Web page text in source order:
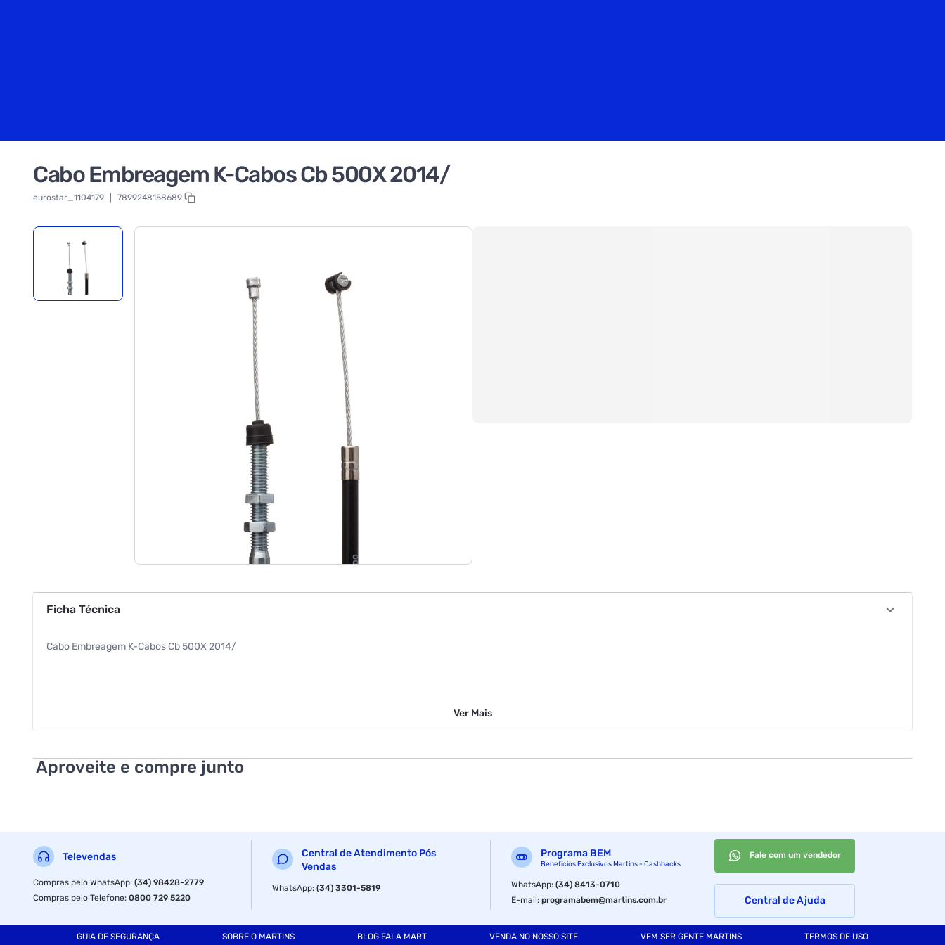
Cabo Embreagem K-Cabos Cb 500X 2014/
eurostar_1104179 7899248158689
Ficha Técnica
Cabo Embreagem K-Cabos Cb 500X 2014/
Ver Mais
Aproveite e compre junto
Televendas
Compras pelo WhatsApp:(34) 98428-2779
Compras pelo Telefone:0800 729 5220
Central de Atendimento Pós
Vendas
WhatsApp:(34) 3301-5819
Programa BEM
Benefícios Exclusivos Martins - Cashbacks
WhatsApp:(34) 8413-0710
E-mail:programabem@martins.com.br
Fale com um vendedor
Central de Ajuda
GUIA DE SEGURANÇA SOBRE O MARTINS BLOG FALA MART VENDA NO NOSSO SITE VEM SER GENTE MARTINS TERMOS DE USO